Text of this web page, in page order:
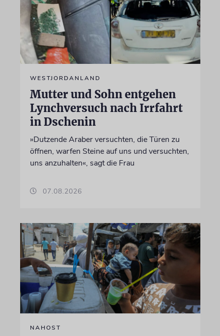
WESTJORDANLAND
Mutter und Sohn entgehen
Lynchversuch nach Irrfahrt
in Dschenin
»Dutzende Araber versuchten, die Türen zu
öffnen, warfen Steine auf uns und versuchten,
uns anzuhalten«, sagt die Frau
07.08.2026
NAHOST